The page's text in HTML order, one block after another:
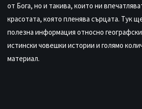
от Бога, но и такива, които ни
красотата, която пленява сърцата. Тук
полезна информация относно
истински човешки истории и голямо
материал.